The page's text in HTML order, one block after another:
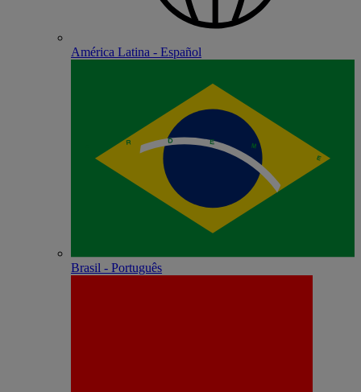
América Latina - Español
Brasil - Português